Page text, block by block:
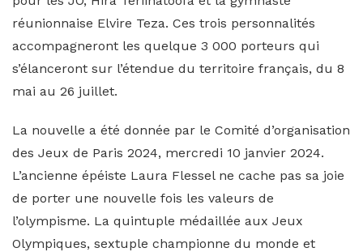
réunionnaise Elvire Teza. Ces trois personnalités
accompagneront les quelque 3 000 porteurs qui
s’élanceront sur l’étendue du territoire français, du 8
mai au 26 juillet.
La nouvelle a été donnée par le Comité d’organisation
des Jeux de Paris 2024, mercredi 10 janvier 2024.
L’ancienne épéiste Laura Flessel ne cache pas sa joie
de porter une nouvelle fois les valeurs de
l’olympisme. La quintuple médaillée aux Jeux
Olympiques, sextuple championne du monde et